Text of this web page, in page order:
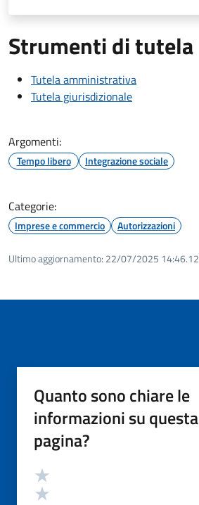
Strumenti di tutela
Tutela amministrativa
Tutela giurisdizionale
Argomenti:
Tempo libero Integrazione sociale
Categorie:
Imprese e commercio Autorizzazioni
Ultimo aggiornamento: 22/07/2025 14:46.12
Quanto sono chiare le
informazioni su questa
pagina?
Valutazione